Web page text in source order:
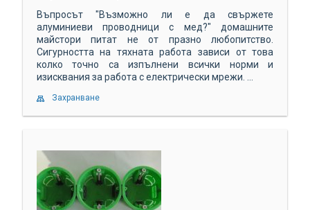
Въпросът "Възможно ли е да свържете
алуминиеви проводници с мед?" домашните
майстори питат не от празно любопитство.
Сигурността на тяхната работа зависи от това
колко точно са изпълнени всички норми и
изисквания за работа с електрически мрежи. ...
Захранване